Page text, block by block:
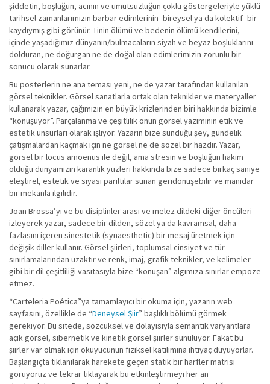
şiddetin, boşluğun, acının ve umutsuzluğun çoklu göstergeleriyle yüklü
tarihsel zamanlarımızın barbar edimlerinin- bireysel ya da kolektif- bir
kaydıymış gibi görünür. Tinin ölümü ve bedenin ölümü kendilerini,
içinde yaşadığımız dünyanın/bulmacaların siyah ve beyaz boşluklarını
dolduran, ne doğurgan ne de doğal olan edimlerimizin zorunlu bir
sonucu olarak sunarlar.
Bu posterlerin ne ana teması yeni, ne de yazar tarafından kullanılan
görsel teknikler. Görsel sanatlarla ortak olan teknikler ve materyaller
kullanarak yazar, çağımızın en büyük krizlerinden biri hakkında bizimle
“konuşuyor”. Parçalanma ve çeşitlilik onun görsel yazımının etik ve
estetik unsurları olarak işliyor. Yazarın bize sunduğu şey, gündelik
çatışmalardan kaçmak için ne görsel ne de sözel bir hazdır. Yazar,
görsel bir locus amoenus ile değil, ama stresin ve boşluğun hakim
olduğu dünyamızın karanlık yüzleri hakkında bize sadece birkaç saniye
eleştirel, estetik ve siyasi parıltılar sunan geridönüşebilir ve manidar
bir mekanla ilgilidir.
Joan Brossa’yı ve bu disiplinler arası ve melez dildeki diğer öncüleri
izleyerek yazar, sadece bir dilden, sözel ya da kavramsal, daha
fazlasını içeren sinestetik (synaesthetic) bir mesaj üretmek için
değişik diller kullanır. Görsel şiirleri, toplumsal cinsiyet ve tür
sınırlamalarından uzaktır ve renk, imaj, grafik teknikler, ve kelimeler
gibi bir dil çeşitliliği vasıtasıyla bize “konuşan” algımıza sınırlar empoze
etmez.
“Carteleria Poética”ya tamamlayıcı bir okuma için, yazarın web
sayfasını, özellikle de “Deneysel Şiir” başlıklı bölümü görmek
gerekiyor. Bu sitede, sözcüksel ve dolayısıyla semantik varyantlara
açık görsel, sibernetik ve kinetik görsel şiirler sunuluyor. Fakat bu
şiirler var olmak için okuyucunun fiziksel katılımına ihtiyaç duyuyorlar.
Başlangıçta tıklanılarak harekete geçen statik bir harfler matrisi
görüyoruz ve tekrar tıklayarak bu etkinleştirmeyi her an